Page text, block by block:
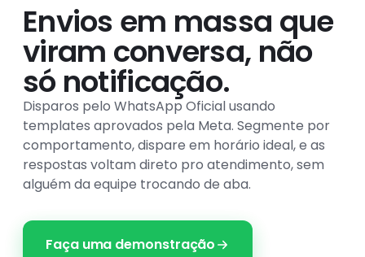
Envios em massa que
viram conversa, não
só notificação.
Disparos pelo WhatsApp Oficial usando
templates aprovados pela Meta. Segmente por
comportamento, dispare em horário ideal, e as
respostas voltam direto pro atendimento, sem
alguém da equipe trocando de aba.
Faça uma demonstração
Indústria Franquias
Delivery
Contabilidade Educação
Saúde
Imobiliárias